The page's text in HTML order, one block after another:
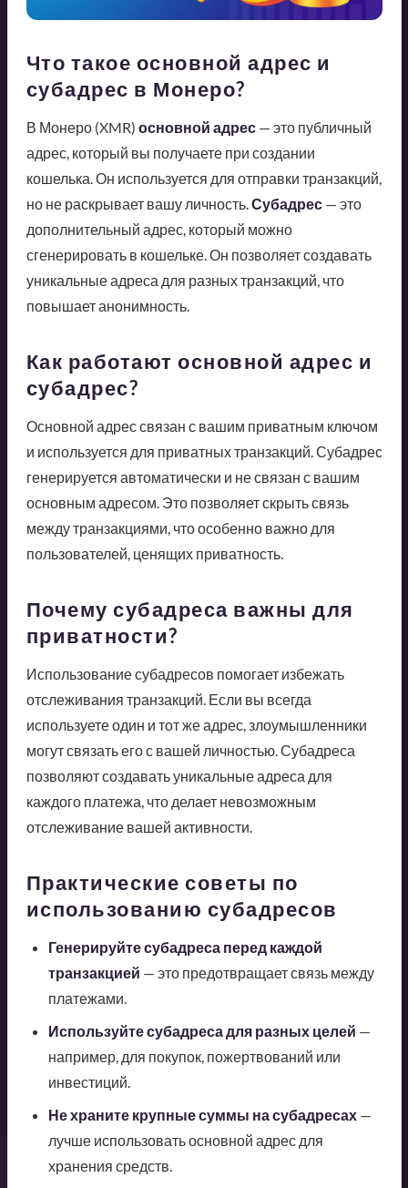
Что такое основной адрес и
субадрес в Монеро?
В Монеро (XMR) основной адрес— это публичный
адрес, который вы получаете при создании
кошелька. Он используется для отправки транзакций,
но не раскрывает вашу личность.Субадрес— это
дополнительный адрес, который можно
сгенерировать в кошельке. Он позволяет создавать
уникальные адреса для разных транзакций, что
повышает анонимность.
Как работают основной адрес и
субадрес?
Основной адрес связан с вашим приватным ключом
и используется для приватных транзакций. Субадрес
генерируется автоматически и не связан с вашим
основным адресом. Это позволяет скрыть связь
между транзакциями, что особенно важно для
пользователей, ценящих приватность.
Почему субадреса важны для
приватности?
Использование субадресов помогает избежать
отслеживания транзакций. Если вы всегда
используете один и тот же адрес, злоумышленники
могут связать его с вашей личностью. Субадреса
позволяют создавать уникальные адреса для
каждого платежа, что делает невозможным
отслеживание вашей активности.
Практические советы по
использованию субадресов
Генерируйте субадреса перед каждой
транзакцией — это предотвращает связь между
платежами.
Используйте субадреса для разных целей —
например, для покупок, пожертвований или
инвестиций.
Не храните крупные суммы на субадресах—
лучше использовать основной адрес для
хранения средств.